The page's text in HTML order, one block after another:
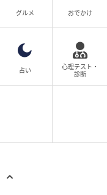
グルメ おでかけ
占い
心理テスト・
診断